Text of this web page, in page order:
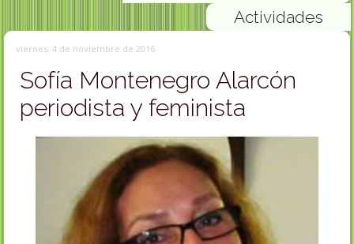
Actividades
viernes, 4 de noviembre de 2016
Sofía Montenegro Alarcón
periodista y feminista